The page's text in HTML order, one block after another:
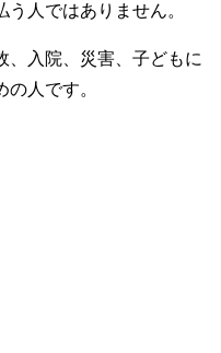
人ではありません。
、入院、災害、子どもに
人です。